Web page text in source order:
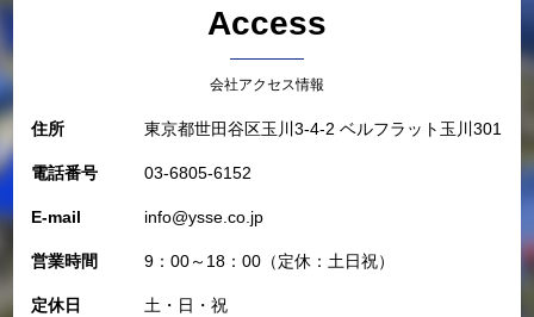
Access
会社アクセス情報
住所 東京都世田谷区玉川3-4-2 ベルフラット玉川301
電話番号 03-6805-6152
E-mail info@ysse.co.jp
営業時間 9：00～18：00（定休：土日祝）
定休日 土・日・祝